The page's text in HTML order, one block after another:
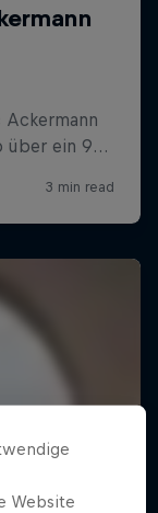
Website